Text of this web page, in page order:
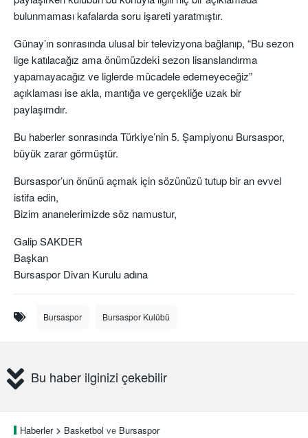
bulunmaması kafalarda soru işareti yaratmıştır.
Günay’ın sonrasında ulusal bir televizyona bağlanıp, “Bu sezon
lige katılacağız ama önümüzdeki sezon lisanslandırma
yapamayacağız ve liglerde mücadele edemeyeceğiz”
açıklaması ise akla, mantığa ve gerçekliğe uzak bir
paylaşımdır.
Bu haberler sonrasında Türkiye’nin 5. Şampiyonu Bursaspor,
büyük zarar görmüştür.
Bursaspor’un önünü açmak için sözünüzü tutup bir an evvel
istifa edin,
Bizim ananelerimizde söz namustur,
Galip SAKDER
Başkan
Bursaspor Divan Kurulu adına
Bursaspor Bursaspor Kulübü
Bu haber ilginizi çekebilir
Haberler Basketbol ve Bursaspor